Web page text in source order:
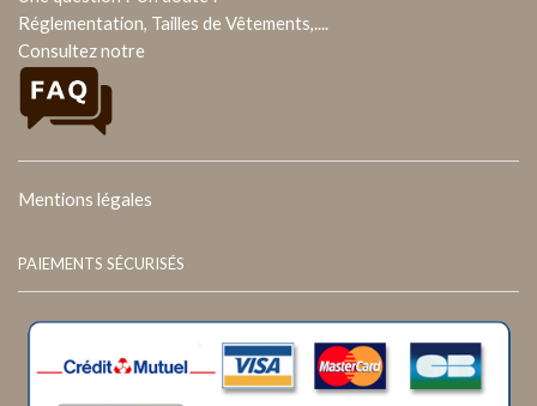
Réglementation, Tailles de Vêtements,....
Consultez notre
Mentions légales
PAIEMENTS SÉCURISÉS